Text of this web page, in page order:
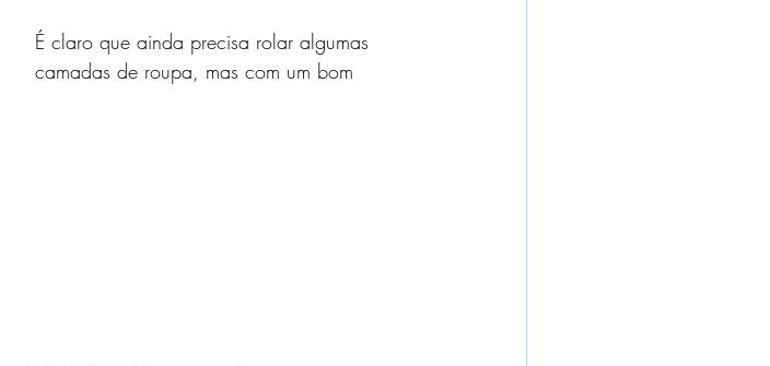
É claro que ainda precisa rolar algumas
camadas de roupa, mas com um bom